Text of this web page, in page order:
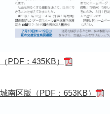
（PDF：435KB）
城南区版（PDF：653KB）